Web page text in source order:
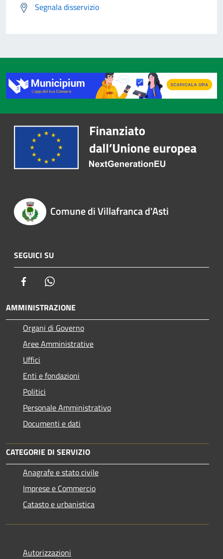
Segnala disservizio
Comune di Villafranca d'Asti
SEGUICI SU
Facebook
AMMINISTRAZIONE
Organi di Governo
Aree Amministrative
Uffici
Enti e fondazioni
Politici
Personale Amministrativo
Documenti e dati
CATEGORIE DI SERVIZIO
Anagrafe e stato civile
Imprese e Commercio
Catasto e urbanistica
Autorizzazioni